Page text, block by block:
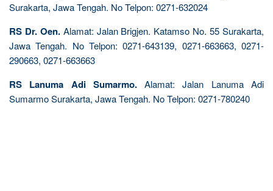
Surakarta, Jawa Tengah. No Telpon: 0271-632024
RS Dr. Oen.Alamat: Jalan Brigjen. Katamso No. 55 Surakarta,
Jawa Tengah. No Telpon: 0271-643139, 0271-663663, 0271-
290663, 0271-663663
RS Lanuma Adi Sumarmo.Alamat: Jalan Lanuma Adi
Sumarmo Surakarta, Jawa Tengah. No Telpon: 0271-780240